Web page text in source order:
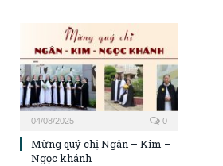
04/08/2025 0
Mừng quý chị Ngân – Kim –
Ngọc khánh